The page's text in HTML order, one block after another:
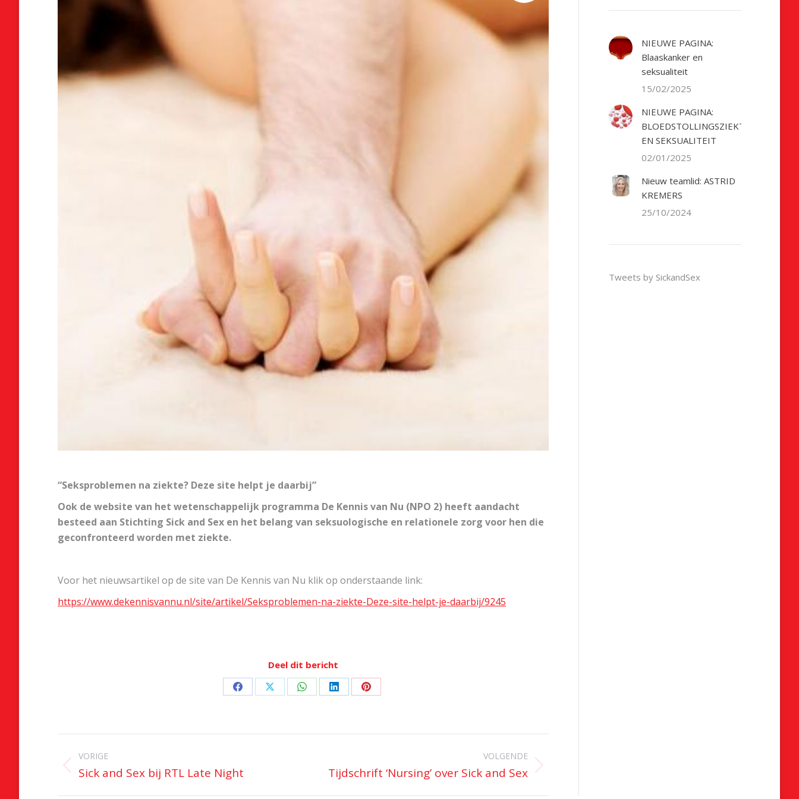
“Seksproblemen na ziekte? Deze site helpt je daarbij”
Ook de website van het wetenschappelijk programma De Kennis van Nu (NPO 2) heeft aandacht
besteed aan Stichting Sick and Sex en het belang van seksuologische en relationele zorg voor hen die
geconfronteerd worden met ziekte.
Voor het nieuwsartikel op de site van De Kennis van Nu klik op onderstaande link:
https://www.dekennisvannu.nl/site/artikel/Seksproblemen-na-ziekte-Deze-site-helpt-je-daarbij/9245
Deel dit bericht
Deel
Facebook
Deel
X
Deel
WhatsApp
Deel
LinkedIn
Deel
Pinterest
Bericht
navigatie
VORIGE
Vorig
Sick and Sex bij RTL Late Night
VOLGENDE
Volgend
Tijdschrift ‘Nursing’ over Sick and Sex
NIEUWE PAGINA:
Blaaskanker en
seksualiteit
15/02/2025
NIEUWE PAGINA:
BLOEDSTOLLINGSZIEKTE
EN SEKSUALITEIT
02/01/2025
Nieuw teamlid: ASTRID
KREMERS
25/10/2024
Tweets by SickandSex